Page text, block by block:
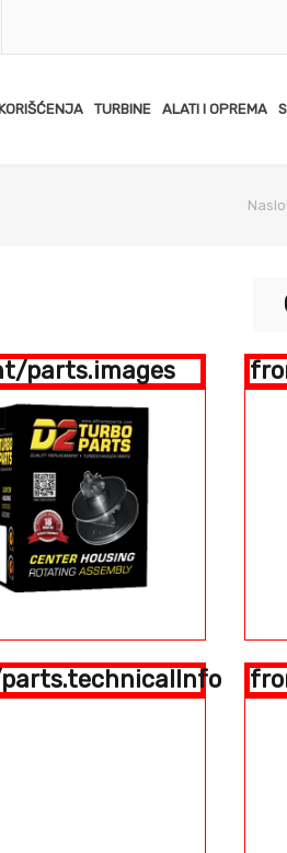
TURBINE ALATI I OPREMA
parts.images